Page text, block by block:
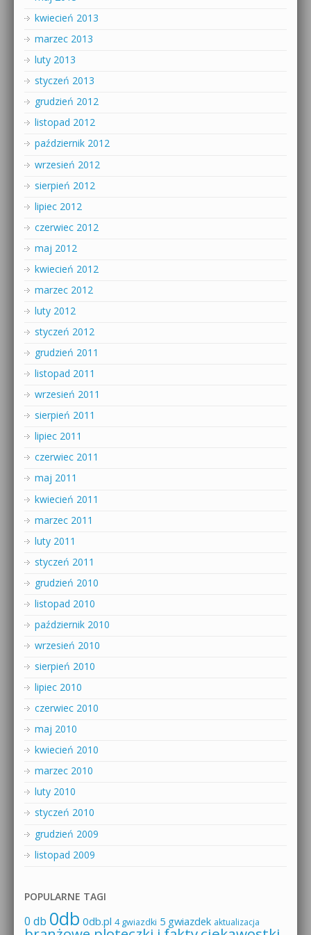
kwiecień 2013
marzec 2013
luty 2013
styczeń 2013
grudzień 2012
listopad 2012
październik 2012
wrzesień 2012
sierpień 2012
lipiec 2012
czerwiec 2012
maj 2012
kwiecień 2012
marzec 2012
luty 2012
styczeń 2012
grudzień 2011
listopad 2011
wrzesień 2011
sierpień 2011
lipiec 2011
czerwiec 2011
maj 2011
kwiecień 2011
marzec 2011
luty 2011
styczeń 2011
grudzień 2010
listopad 2010
październik 2010
wrzesień 2010
sierpień 2010
lipiec 2010
czerwiec 2010
maj 2010
kwiecień 2010
marzec 2010
luty 2010
styczeń 2010
grudzień 2009
listopad 2009
POPULARNE TAGI
0 db 0db 0db.pl 4 gwiazdki 5 gwiazdek aktualizacja